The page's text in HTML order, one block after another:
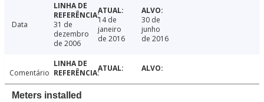
Data
31 de
dezembro
de 2006
14 de
janeiro
de 2016
30 de
junho
de 2016
Comentário
Meters installed